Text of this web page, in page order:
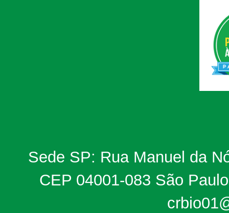
Sede SP: Rua Manuel da
CEP 04001-083 São